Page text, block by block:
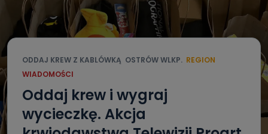
ODDAJ KREW Z KABLÓWKĄ OSTRÓW WLKP. REGION
WIADOMOŚCI
Oddaj krew i wygraj
wycieczkę. Akcja